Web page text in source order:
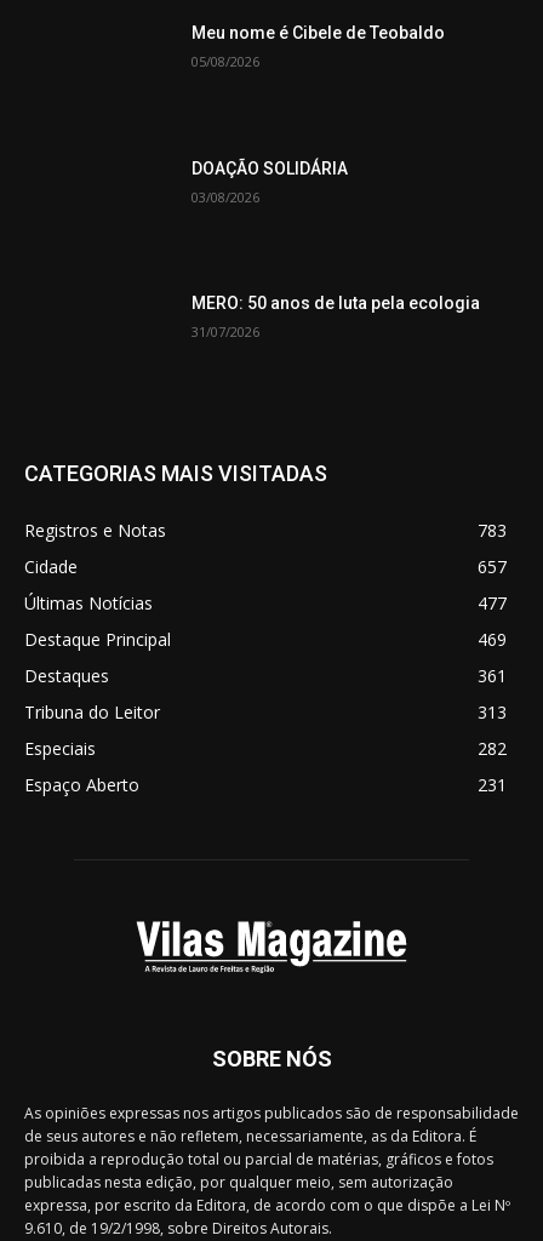
Meu nome é Cibele de Teobaldo
05/08/2026
DOAÇÃO SOLIDÁRIA
03/08/2026
MERO: 50 anos de luta pela ecologia
31/07/2026
CATEGORIAS MAIS VISITADAS
Registros e Notas
783
Cidade
657
Últimas Notícias
477
Destaque Principal
469
Destaques
361
Tribuna do Leitor
313
Especiais
282
Espaço Aberto
231
SOBRE NÓS
As opiniões expressas nos artigos publicados são de responsabilidade
de seus autores e não refletem, necessariamente, as da Editora. É
proibida a reprodução total ou parcial de matérias, gráficos e fotos
publicadas nesta edição, por qualquer meio, sem autorização
expressa, por escrito da Editora, de acordo com o que dispõe a Lei Nº
9.610, de 19/2/1998, sobre Direitos Autorais.